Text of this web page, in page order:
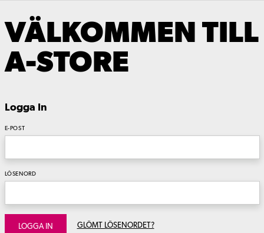
VÄLKOMMEN TILL
A-STORE
Logga In
E-POST
LÖSENORD
LOGGA IN GLÖMT LÖSENORDET?